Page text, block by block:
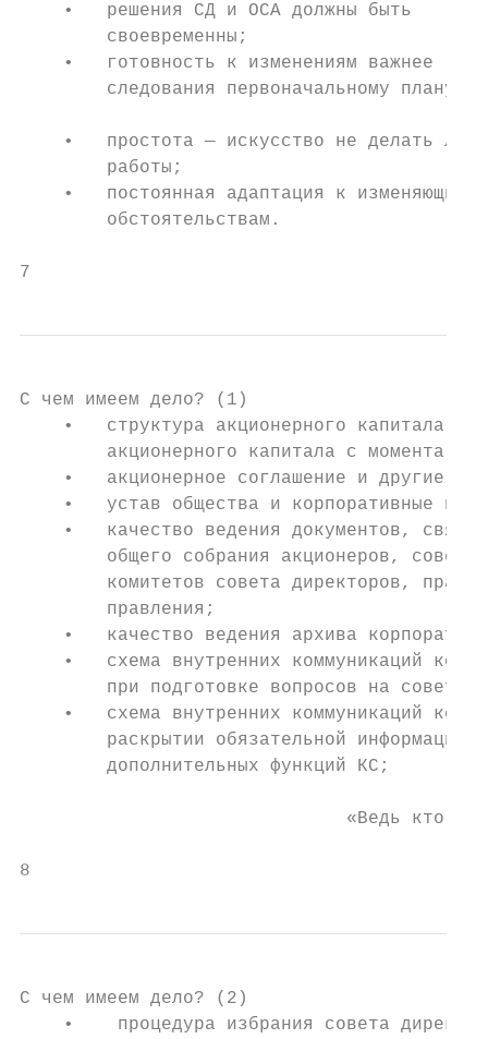
    •   решения СД и ОСА должны быть
        своевременны;
    •   готовность к изменениям важнее
        следования первоначальному плану;
•   простота — искусство не делать
работы;
•   постоянная адаптация к
обстоятельствам.
7
С чем имеем дело? (1)
•   структура акционерного капитала,
акционерного капитала с момента
•   акционерное соглашение и другие
•   устав общества и корпоративные
•   качество ведения документов,
общего собрания акционеров, совета
комитетов совета директоров,
        правления;
•   качество ведения архива
•   схема внутренних коммуникаций
при подготовке вопросов на совет
•   схема внутренних коммуникаций
раскрытии обязательной информации,
        дополнительных функций КС;
«Ведь кто
8
С чем имеем дело? (2)
•    процедура избрания совета